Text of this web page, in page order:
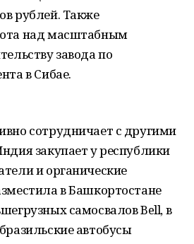
рублей. Также
над масштабным
завода по
в Сибае.
сотрудничает с другими
закупает у республики
и органические
в Башкортостане
самосвалов Bell, в
автобусы